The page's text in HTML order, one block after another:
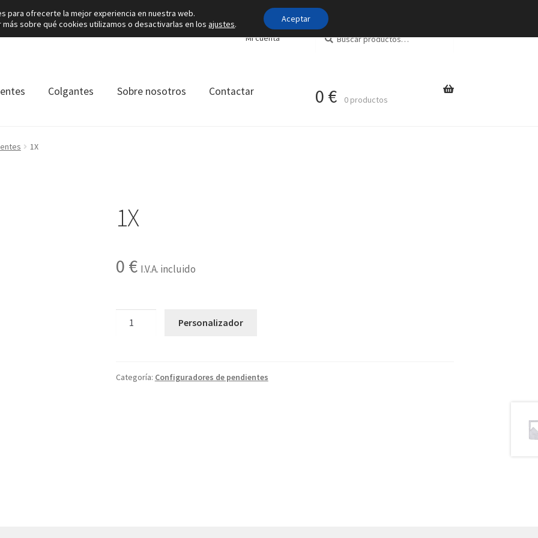
Mi cuenta
Buscar
por:
Buscar
Colgantes Sobre nosotros Contactar 0 € 0 productos
1X
1X
0 € I.V.A. incluido
Personalizador
Categoría: Configuradores de pendientes
para ofrecerte la mejor experiencia en nuestra web.
más sobre qué cookies utilizamos o desactivarlas en losajustes. Aceptar